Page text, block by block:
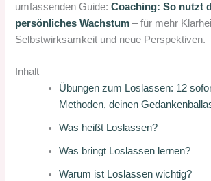
umfassenden Guide:Coaching: So nutzt
persönliches Wachstum – für mehr
Selbstwirksamkeit und neue Perspektiven.
Inhalt
Übungen zum Loslassen: 12
Methoden, deinen
Was heißt Loslassen?
Was bringt Loslassen lernen?
Warum ist Loslassen wichtig?